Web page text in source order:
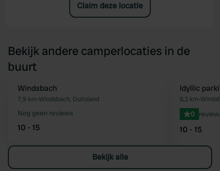
Claim deze locatie
Bekijk andere camperlocaties in de
buurt
Favoriet
Windsbach
7,9 km•Windsbach, Duitsland
Nog geen reviews
10 - 15
Boek direct
Idyllic
8,2 km•
0
10 - 15
Bekijk alle